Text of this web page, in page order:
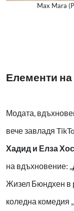
Max Mara
Елементи на
Модата,
вече завладя
Хадид и Елза
на вдъхновение: „
Жизел Бюндхен в
коледна комедия „